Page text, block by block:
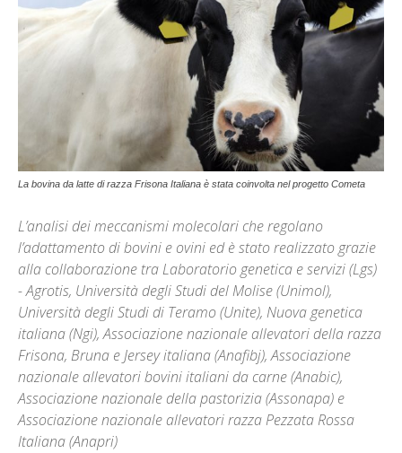
La bovina da latte di razza Frisona Italiana è stata coinvolta nel progetto Cometa
L’analisi dei meccanismi molecolari che regolano
l’adattamento di bovini e ovini ed è stato realizzato grazie
alla collaborazione tra Laboratorio genetica e servizi (Lgs)
- Agrotis, Università degli Studi del Molise (Unimol),
Università degli Studi di Teramo (Unite), Nuova genetica
italiana (Ngi), Associazione nazionale allevatori della razza
Frisona, Bruna e Jersey italiana (Anafibj), Associazione
nazionale allevatori bovini italiani da carne (Anabic),
Associazione nazionale della pastorizia (Assonapa) e
Associazione nazionale allevatori razza Pezzata Rossa
Italiana (Anapri)